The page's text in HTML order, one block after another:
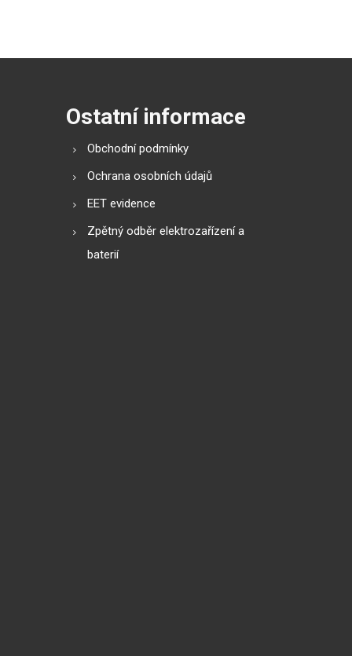
Ostatní informace
Obchodní podmínky
Ochrana osobních údajů
EET evidence
Zpětný odběr elektrozařízení a
baterií